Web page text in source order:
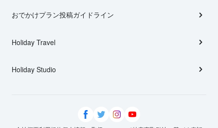
おでかけプラン投稿ガイドライン
Holiday Travel
Holiday Studio